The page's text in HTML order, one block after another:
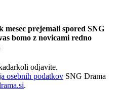
mesec prejemali spored SNG
bomo z novicami redno
odjavite.
osebnih podatkov SNG Drama
.